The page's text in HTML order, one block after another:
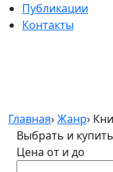
Публикации
Контакты
Главная›Жанр›
Выбрать и
Цена от и до